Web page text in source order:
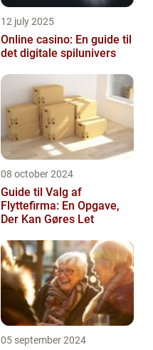
12 july 2025
Online casino: En guide til
det digitale spilunivers
08 october 2024
Guide til Valg af
Flyttefirma: En Opgave,
Der Kan Gøres Let
05 september 2024